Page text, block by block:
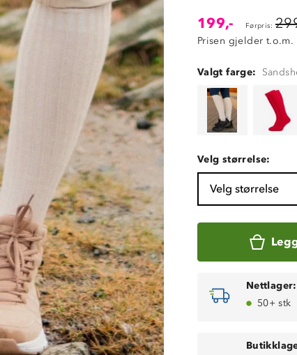
199,- Førpris:
Prisen gjelder
Valgt farge:
Velg størrelse:
Velg størrelse
Nettlager:
50+ stk